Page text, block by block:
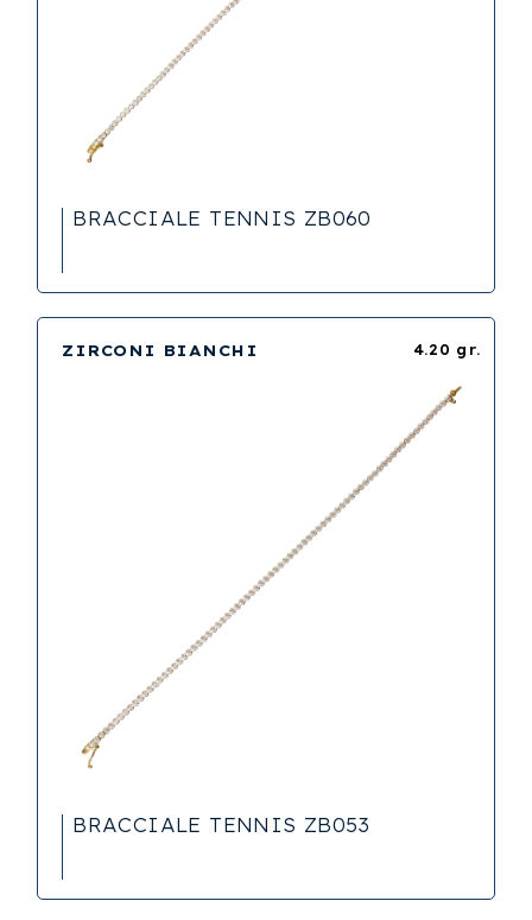
BRACCIALE TENNIS ZB060
4.20 gr.
ZIRCONI BIANCHI
BRACCIALE TENNIS ZB053